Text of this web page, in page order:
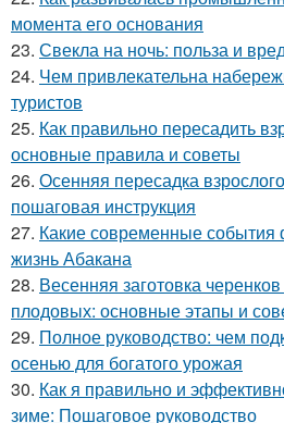
момента его основания
23. Свекла на ночь: польза и
24. Чем привлекательна
туристов
25. Как правильно пересадить
основные правила и советы
26. Осенняя пересадка
пошаговая инструкция
27. Какие современные события
жизнь Абакана
28. Весенняя заготовка
плодовых: основные этапы и
29. Полное руководство: чем
осенью для богатого урожая
30. Как я правильно и
зиме: Пошаговое руководство